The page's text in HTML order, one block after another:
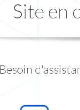
Site en
Besoin